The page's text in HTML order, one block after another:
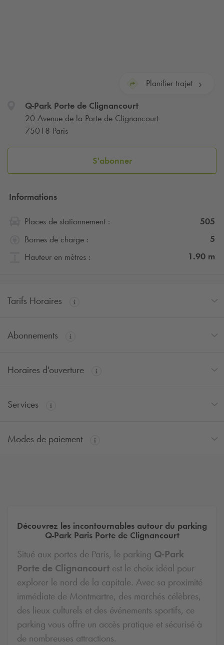
Planifier trajet
Q-ParkPorte de Clignancourt
20 Avenue de la Porte de Clignancourt
75018 Paris
S'abonner
Informations
Places de stationnement :
505
Bornes de charge :
5
Hauteur en mètres :
1.90 m
Tarifs Horaires
Abonnements
Horaires d'ouverture
Services
Modes de paiement
Découvrez les incontournables autour du parking
Q-ParkParis Porte de Clignancourt
Situé aux portes de Paris, le parking Q-Park
Porte de Clignancourt est le choix idéal pour
explorer le nord de la capitale. Avec sa proximité
immédiate de Montmartre, des marchés célèbres,
des lieux culturels et des événements sportifs, ce
parking vous offre un accès pratique et sécurisé à
de nombreuses attractions.